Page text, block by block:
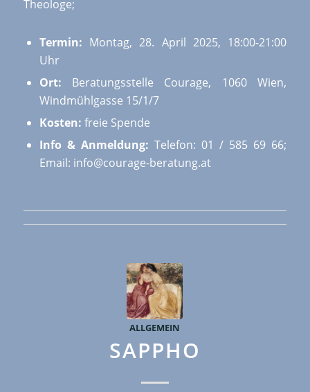
Theologe;
Termin: Montag, 28. April 2025, 18:00-21:00
Uhr
Ort: Beratungsstelle Courage, 1060 Wien,
Windmühlgasse 15/1/7
Kosten: freie Spende
Info & Anmeldung: Telefon: 01 / 585 69 66;
Email: info@courage-beratung.at
ALLGEMEIN
SAPPHO